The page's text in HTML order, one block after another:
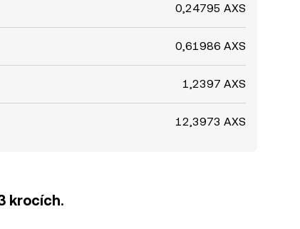
0,24795 AXS
0,61986 AXS
1,2397 AXS
12,3973 AXS
krocích.